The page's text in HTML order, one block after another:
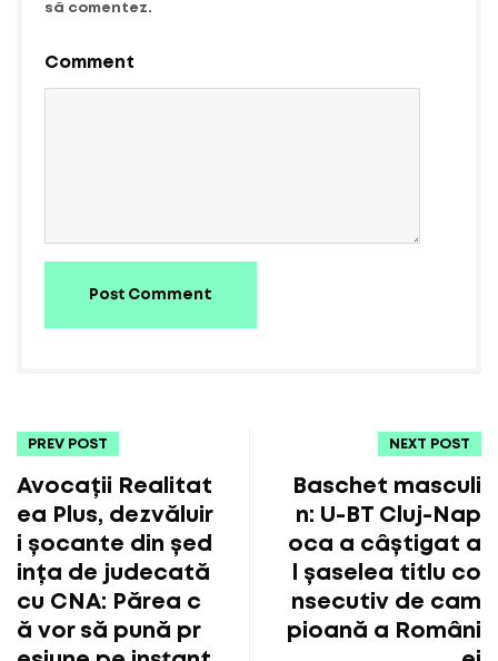
să comentez.
Comment
Post Comment
PREV POST
Avocații Realitat
ea Plus, dezvăluir
i șocante din șed
ința de judecată
cu CNA: Părea c
ă vor să pună pr
NEXT POST
Baschet masculi
n: U-BT Cluj-Nap
oca a câștigat a
l șaselea titlu co
nsecutiv de cam
pioană a Români